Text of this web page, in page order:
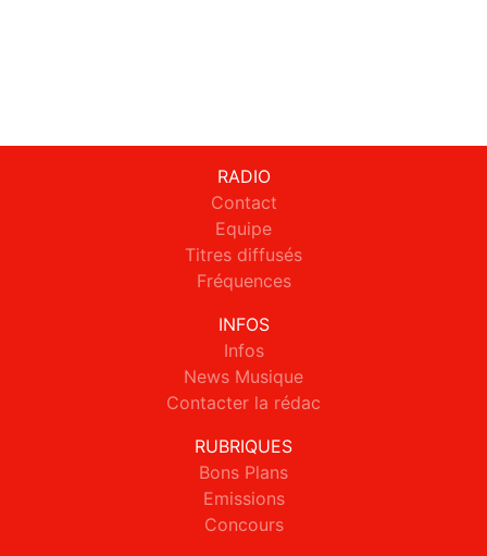
RADIO
Contact
Equipe
Titres diffusés
Fréquences
INFOS
Infos
News Musique
Contacter la rédac
RUBRIQUES
Bons Plans
Emissions
Concours